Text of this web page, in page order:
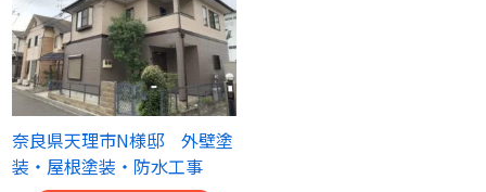
奈良県天理市N様邸 外壁塗
装・屋根塗装・防水工事